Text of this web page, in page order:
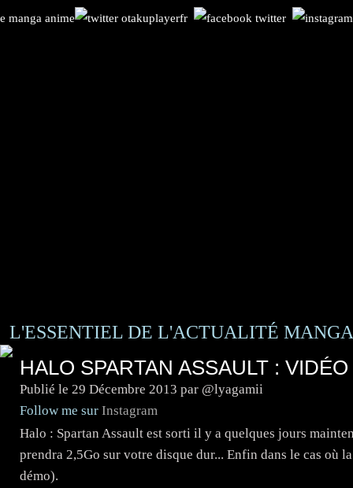
L'ESSENTIEL DE L'ACTUALITÉ
HALO SPARTAN ASSAULT :
Publié le 29 Décembre 2013 par @lyagamii
Follow me sur Instagram
Halo : Spartan Assault est sorti il y a quelques jours
prendra 2,5Go sur votre disque dur... Enfin dans le cas où
démo).